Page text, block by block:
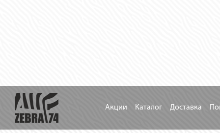
Акции Каталог Доставка